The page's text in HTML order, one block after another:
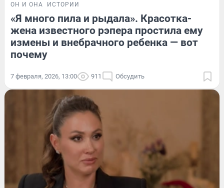
ОН И ОНА ИСТОРИИ
«Я много пила и рыдала». Красотка-
жена известного рэпера простила ему
измены и внебрачного ребенка — вот
почему
7 февраля, 2026, 13:00 911 Обсудить